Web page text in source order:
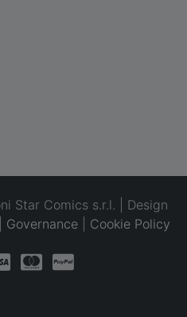
Star Comics s.r.l. | Design
Governance Cookie Policy